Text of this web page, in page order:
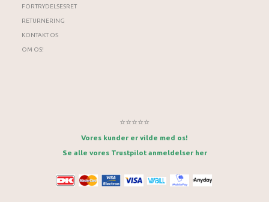
FORTRYDELSESRET
RETURNERING
KONTAKT OS
OM OS!
⭐⭐⭐⭐⭐
Vores kunder er vilde med os!
Se alle vores Trustpilot anmeldelser her